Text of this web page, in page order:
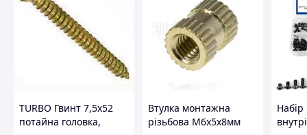
TURBO Гвинт 7,5х52
потайна головка,
Втулка монтажна
різьбова M6х5х8мм
Набір